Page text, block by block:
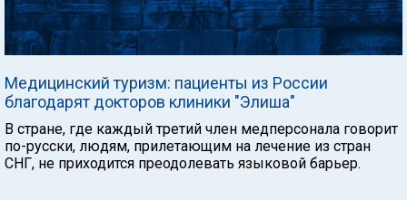
Медицинский туризм: пациенты из России
благодарят докторов клиники "Элиша"
В стране, где каждый третий член медперсонала говорит
по-русски, людям, прилетающим на лечение из стран
СНГ, не приходится преодолевать языковой барьер.